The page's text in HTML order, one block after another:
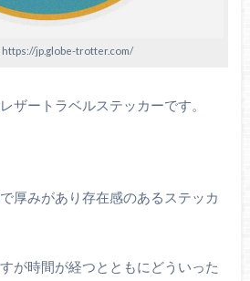
https://jp.globe-trotter.com/
ザートラベルステッカーです。
厚みがあり存在感のあるステッカ
が時間が経つとともにどういった